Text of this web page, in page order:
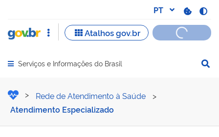
Abrir menu principal de navegação
Serviços e Informações do Brasil
Solicitar diagnóstico de
Rede de Atendimento à Saúde
>
Atendimento Especializado